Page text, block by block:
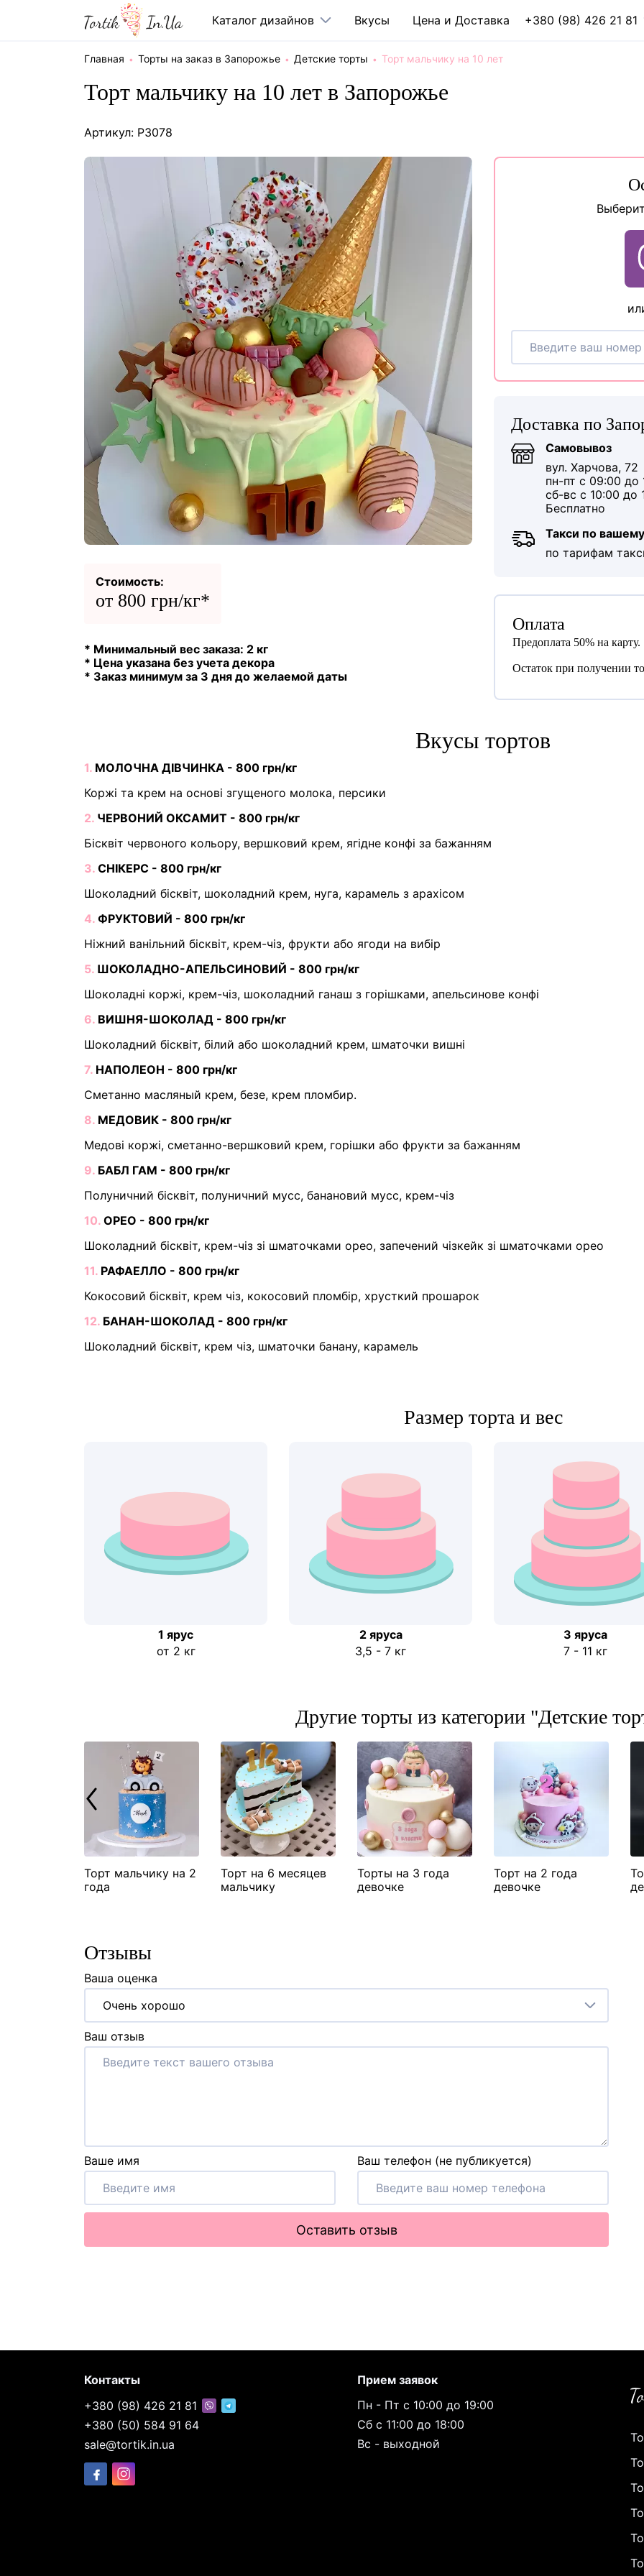
Каталог дизайнов Вкусы Цена и Доставка +380 (98) 426 21 81
Главная Торты на заказ в Запорожье Детские торты Торт мальчику на 10 лет
Торт мальчику на 10 лет в Запорожье
Артикул: P3078
Стоимость:
от 800 грн/кг*
* Минимальный вес заказа: 2 кг
* Цена указана без учета декора
* Заказ минимум за 3 дня до желаемой даты
Доставка по
Самовывоз
вул. Харчова, 72
пн-пт с 09:00 до
сб-вс с 10:00 до
Бесплатно
Такси по
по тарифам
Оплата
Предоплата 50% на карту.
Остаток при получении
Вкусы тортов
1. МОЛОЧНА ДІВЧИНКА - 800 грн/кг
Коржі та крем на основі згущеного молока, персики
2. ЧЕРВОНИЙ ОКСАМИТ - 800 грн/кг
Бісквіт червоного кольору, вершковий крем, ягідне конфі за бажанням
3. СНІКЕРС - 800 грн/кг
Шоколадний бісквіт, шоколадний крем, нуга, карамель з арахісом
4. ФРУКТОВИЙ - 800 грн/кг
Ніжний ванільний бісквіт, крем-чіз, фрукти або ягоди на вибір
5. ШОКОЛАДНО-АПЕЛЬСИНОВИЙ - 800 грн/кг
Шоколадні коржі, крем-чіз, шоколадний ганаш з горішками, апельсинове конфі
6. ВИШНЯ-ШОКОЛАД - 800 грн/кг
Шоколадний бісквіт, білий або шоколадний крем, шматочки вишні
7. НАПОЛЕОН - 800 грн/кг
Сметанно масляный крем, безе, крем пломбир.
8. МЕДОВИК - 800 грн/кг
Медові коржі, сметанно-вершковий крем, горішки або фрукти за бажанням
9. БАБЛ ГАМ - 800 грн/кг
Полуничний бісквіт, полуничний мусс, банановий мусс, крем-чіз
10. ОРЕО - 800 грн/кг
Шоколадний бісквіт, крем-чіз зі шматочками орео, запечений чізкейк зі шматочками орео
11. РАФАЕЛЛО - 800 грн/кг
Кокосовий бісквіт, крем чіз, кокосовий пломбір, хрусткий прошарок
12. БАНАН-ШОКОЛАД - 800 грн/кг
Шоколадний бісквіт, крем чіз, шматочки банану, карамель
Размер торта и вес
1 ярус
от 2 кг
2 ярусa
3,5 - 7 кг
3 яруса
7 - 11 кг
Другие торты из категории "Детские
Торт мальчику на 2
года
Торт на 6 месяцев
мальчику
Торты на 3 года
девочке
Торт на 2 года
девочке
Отзывы
Ваша оценка
Очень хорошо
Ваш отзыв
Ваше имя Ваш телефон (не публикуется)
Оставить отзыв
Контакты
+380 (98) 426 21 81
+380 (50) 584 91 64
sale@tortik.in.ua
Прием заявок
Пн - Пт с 10:00 до 19:00
Сб с 11:00 до 18:00
Вс - выходной